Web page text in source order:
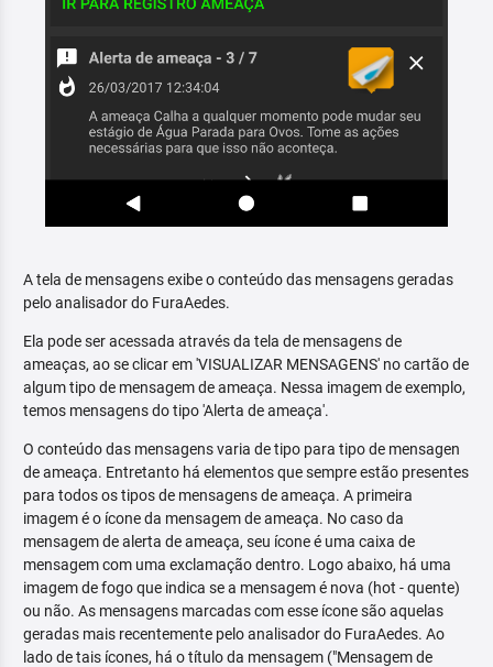
A tela de mensagens exibe o conteúdo das mensagens geradas
pelo analisador do FuraAedes.
Ela pode ser acessada através da tela de mensagens de
ameaças, ao se clicar em 'VISUALIZAR MENSAGENS' no cartão de
algum tipo de mensagem de ameaça. Nessa imagem de exemplo,
temos mensagens do tipo 'Alerta de ameaça'.
O conteúdo das mensagens varia de tipo para tipo de mensagen
de ameaça. Entretanto há elementos que sempre estão presentes
para todos os tipos de mensagens de ameaça. A primeira
imagem é o ícone da mensagem de ameaça. No caso da
mensagem de alerta de ameaça, seu ícone é uma caixa de
mensagem com uma exclamação dentro. Logo abaixo, há uma
imagem de fogo que indica se a mensagem é nova (hot - quente)
ou não. As mensagens marcadas com esse ícone são aquelas
geradas mais recentemente pelo analisador do FuraAedes. Ao
lado de tais ícones, há o título da mensagem ("Mensagem de